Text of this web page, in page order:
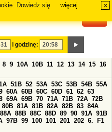
Dowiedz się
więcej x
i godzinę:
8 9 10A 10B 11 12 13 14 15 16
51B 52 53A 53C 53B 54B 55A
60A 60B 60C 60D 61 62 63
69A 69B 70 71A 71B 72A 72B
80B 81A 81B 82A 82B 83 84A
88A 88B 88C 88D 89 90 91A 91B
97B 99 100 101 201 202 6.
F1